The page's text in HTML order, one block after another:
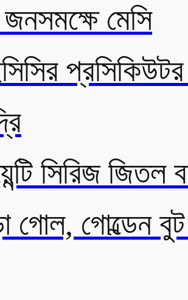
মেসি
সিরিজ জিতল
গোল, গোল্ডেন